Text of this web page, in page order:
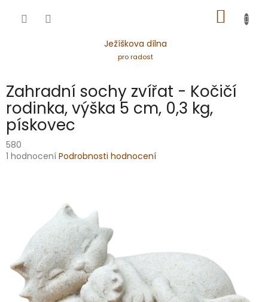
Ježíškova dílna
pro radost
KOŠÍK
Zahradní sochy zvířat - Kočičí
rodinka, výška 5 cm, 0,3 kg,
pískovec
580
Průměrné
hvězdiček.
1 hodnocení Podrobnosti hodnocení